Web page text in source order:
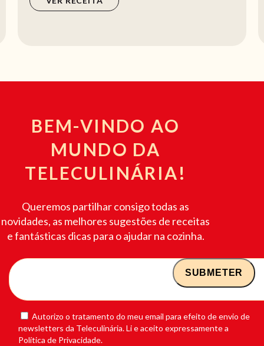
BEM-VINDO AO
MUNDO DA
TELECULINÁRIA!
Queremos partilhar consigo todas as
novidades, as melhores sugestões de receitas
e fantásticas dicas para o ajudar na cozinha.
Autorizo o tratamento do meu email para efeito de envio de
newsletters da Teleculinária. Li e aceito expressamente a
Política de Privacidade.